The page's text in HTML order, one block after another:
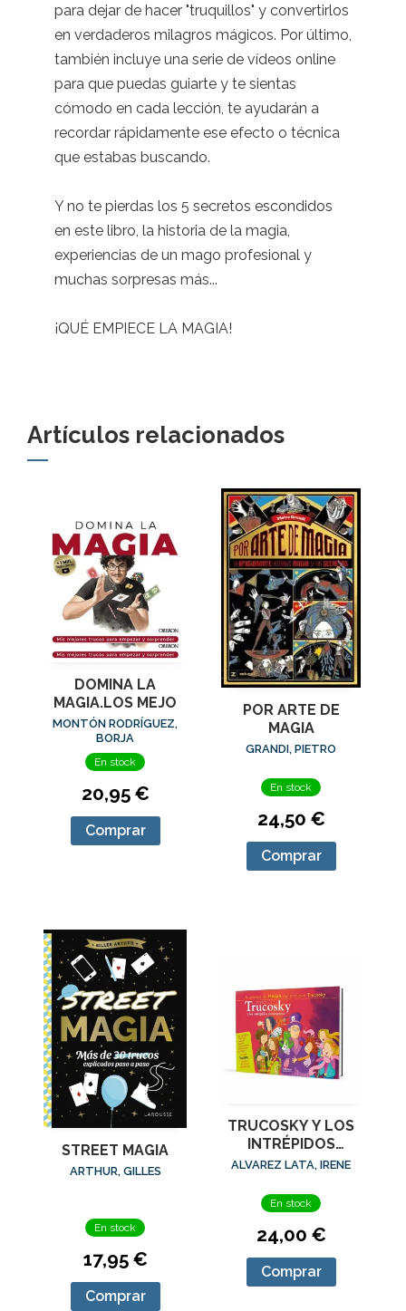
para dejar de hacer "truquillos" y convertirlos
en verdaderos milagros mágicos. Por último,
también incluye una serie de vídeos online
para que puedas guiarte y te sientas
cómodo en cada lección, te ayudarán a
recordar rápidamente ese efecto o técnica
que estabas buscando.
Y no te pierdas los 5 secretos escondidos
en este libro, la historia de la magia,
experiencias de un mago profesional y
muchas sorpresas más...
¡QUÉ EMPIECE LA MAGIA!
Artículos relacionados
DOMINA LA
MAGIA.LOS MEJO
MONTÓN RODRÍGUEZ,
BORJA
En stock
20,95 €
Comprar
POR ARTE DE
MAGIA
GRANDI, PIETRO
En stock
24,50 €
Comprar
STREET MAGIA
ARTHUR, GILLES
En stock
17,95 €
Comprar
TRUCOSKY Y LOS
INTRÉPIDOS
AVENTUREROS
ALVAREZ LATA, IRENE
En stock
24,00 €
Comprar